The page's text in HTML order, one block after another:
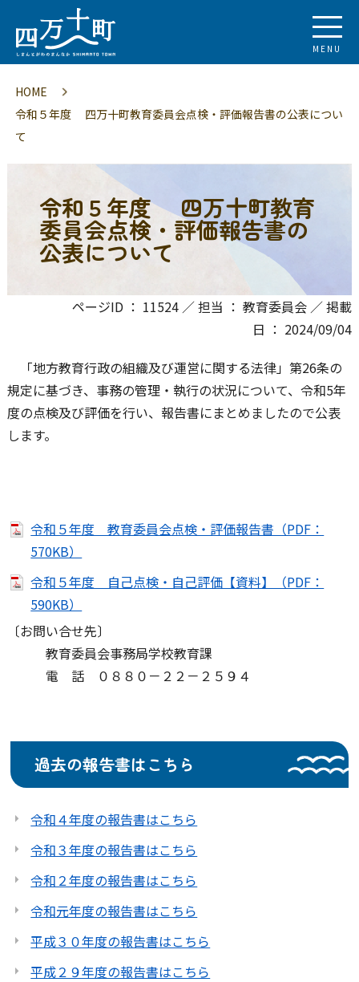
MENU
HOME
令和５年度 四万十町教育委員会点検・評価報告書の公表につい
て
令和５年度 四万十町教育
委員会点検・評価報告書の
公表について
ページID ： 11524 ／ 担当 ： 教育委員会 ／ 掲載
日 ： 2024/09/04
「地方教育行政の組織及び運営に関する法律」第26条の
規定に基づき、事務の管理・執行の状況について、令和5年
度の点検及び評価を行い、報告書にまとめましたので公表
します。
令和５年度 教育委員会点検・評価報告書（PDF：
570KB）
令和５年度 自己点検・自己評価【資料】（PDF：
590KB）
〔お問い合せ先〕
教育委員会事務局学校教育課
電 話 ０８８０－２２－２５９４
過去の報告書はこちら
令和４年度の報告書はこちら
令和３年度の報告書はこちら
令和２年度の報告書はこちら
令和元年度の報告書はこちら
平成３０年度の報告書はこちら
平成２９年度の報告書はこちら